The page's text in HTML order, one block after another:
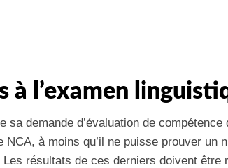
à l’examen
sa demande d’évaluation de compétence
à moins qu’il ne puisse prouver un
résultats de ces derniers doivent être